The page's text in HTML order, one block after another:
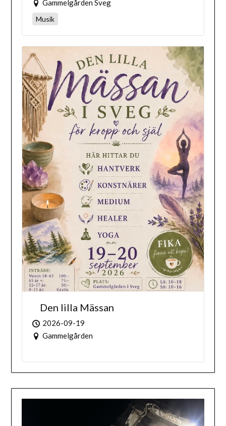
Gammelgården Sveg
Musik
Den lilla Mässan
2026-09-19
Gammelgården